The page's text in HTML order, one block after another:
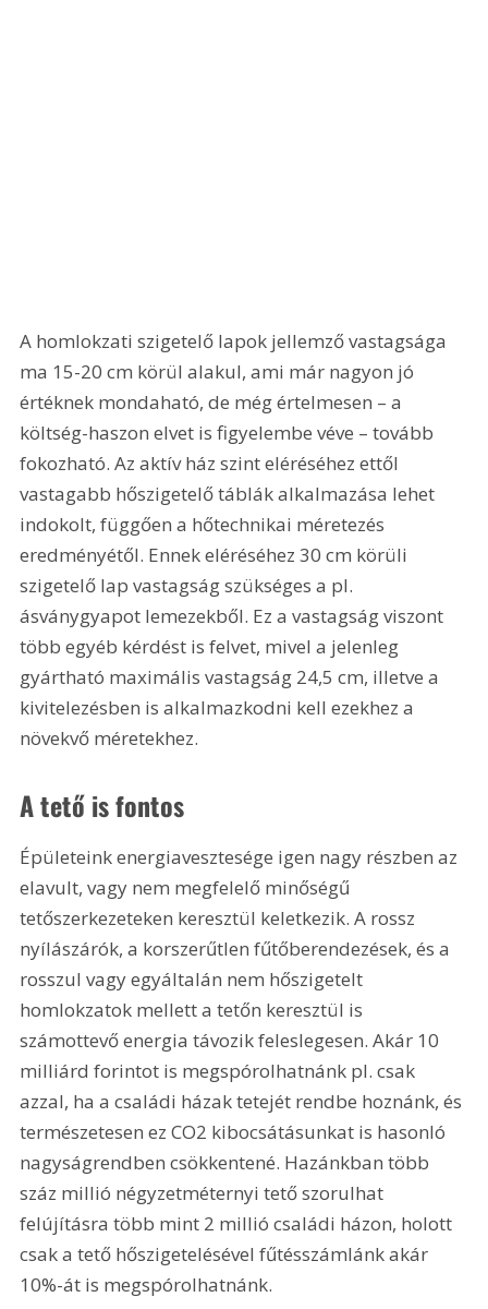
A homlokzati szigetelő lapok jellemző vastagsága
ma 15-20 cm körül alakul, ami már nagyon jó
értéknek mondaható, de még értelmesen – a
költség-haszon elvet is figyelembe véve – tovább
fokozható. Az aktív ház szint eléréséhez ettől
vastagabb hőszigetelő táblák alkalmazása lehet
indokolt, függően a hőtechnikai méretezés
eredményétől. Ennek eléréséhez 30 cm körüli
szigetelő lap vastagság szükséges a pl.
ásványgyapot lemezekből. Ez a vastagság viszont
több egyéb kérdést is felvet, mivel a jelenleg
gyártható maximális vastagság 24,5 cm, illetve a
kivitelezésben is alkalmazkodni kell ezekhez a
növekvő méretekhez.
A tető is fontos
Épületeink energiavesztesége igen nagy részben az
elavult, vagy nem megfelelő minőségű
tetőszerkezeteken keresztül keletkezik. A rossz
nyílászárók, a korszerűtlen fűtőberendezések, és a
rosszul vagy egyáltalán nem hőszigetelt
homlokzatok mellett a tetőn keresztül is
számottevő energia távozik feleslegesen. Akár 10
milliárd forintot is megspórolhatnánk pl. csak
azzal, ha a családi házak tetejét rendbe hoznánk, és
természetesen ez CO2 kibocsátásunkat is hasonló
nagyságrendben csökkentené. Hazánkban több
száz millió négyzetméternyi tető szorulhat
felújításra több mint 2 millió családi házon, holott
csak a tető hőszigetelésével fűtésszámlánk akár
10%-át is megspórolhatnánk.